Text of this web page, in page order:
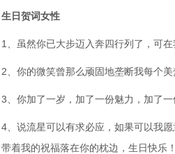
生日贺词女性
1、虽然你已大步迈入奔四行列了，可
2、你的微笑曾那么顽固地垄断我每个
3、你加了一岁，加了一份魅力，加了一
4、说流星可以有求必应，如果可以我
带着我的祝福落在你的枕边，生日快乐！